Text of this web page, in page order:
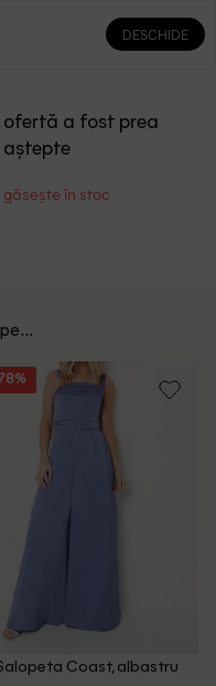
0 0
a fost prea
aștepte
în stoc
Coast, albastru
DESCHIDE